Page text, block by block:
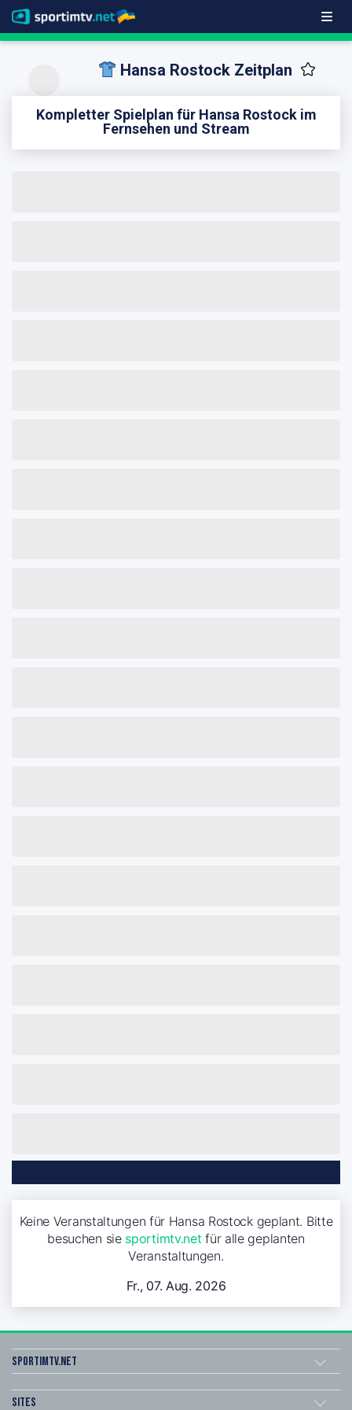
Hansa Rostock Zeitplan
Kompletter Spielplan für Hansa Rostock im
Fernsehen und Stream
Keine Veranstaltungen für Hansa Rostock geplant. Bitte
besuchen sie sportimtv.net für alle geplanten
Veranstaltungen.
Fr., 07. Aug. 2026
sportimtv.net
Sites